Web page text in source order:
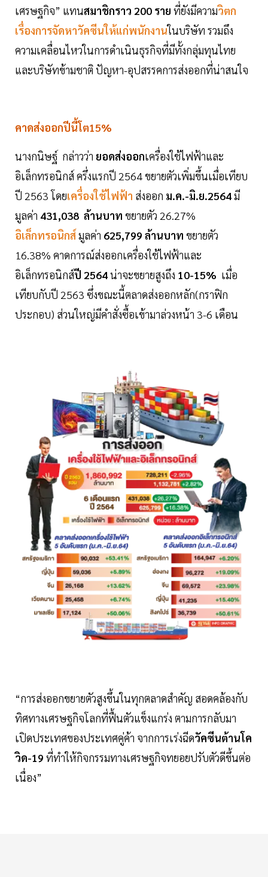
เศรษฐกิจ” แทนสมาชิกราว 200 ราย ที่ยังมีความวิตก
เรื่องการจัดหาวัคซีนให้แก่พนักงานในบริษัท รวมถึง
ความเคลื่อนไหวในการดำเนินธุรกิจที่มีทั้งกลุ่มทุนไทย
และบริษัทข้ามชาติ ปัญหา-อุปสรรคการส่งออกที่น่าสนใจ
คาดส่งออกปีนี้โต15%
นางกนิษฐ์ กล่าวว่า ยอดส่งออกเครื่องใช้ไฟฟ้าและ
อิเล็กทรอนิกส์ ครึ่งแรกปี 2564 ขยายตัวเพิ่มขึ้นเมื่อเทียบ
ปี 2563 โดยเครื่องใช้ไฟฟ้า ส่งออก ม.ค.-มิ.ย.2564มี
มูลค่า 431,038 ล้านบาท ขยายตัว 26.27%
อิเล็กทรอนิกส์มูลค่า 625,799 ล้านบาท ขยายตัว
16.38% คาดการณ์ส่งออกเครื่องใช้ไฟฟ้าและ
อิเล็กทรอนิกส์ปี 2564น่าจะขยายสูงถึง 10-15% เมื่อ
เทียบกับปี 2563 ซึ่งขณะนี้ตลาดส่งออกหลัก(กราฟิก
ประกอบ) ส่วนใหญ่มีคำสั่งซื้อเข้ามาล่วงหน้า 3-6 เดือน
“การส่งออกขยายตัวสูงขึ้นในทุกตลาดสำคัญ สอดคล้องกับ
ทิศทางเศรษฐกิจโลกที่ฟื้นตัวแข็งแกร่ง ตามการกลับมา
เปิดประเทศของประเทศคู่ค้า จากการเร่งฉีดวัคซีนต้านโค
วิด-19 ที่ทำให้กิจกรรมทางเศรษฐกิจทยอยปรับตัวดีขึ้นต่อ
เนื่อง”